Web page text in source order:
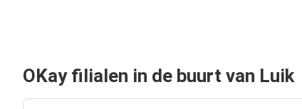
OKay filialen in de buurt van Luik